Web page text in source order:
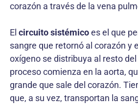
corazón a través de la vena
El circuito sistémicoes el que
sangre que retornó al corazón y
oxígeno se distribuya al resto
proceso comienza en la aorta,
grande que sale del corazón.
que, a su vez, transportan la